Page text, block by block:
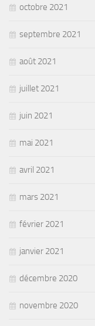
octobre 2021
septembre 2021
août 2021
juillet 2021
juin 2021
mai 2021
avril 2021
mars 2021
février 2021
janvier 2021
décembre 2020
novembre 2020